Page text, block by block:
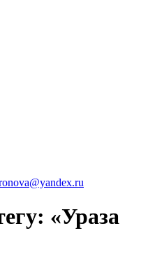
«Ураза